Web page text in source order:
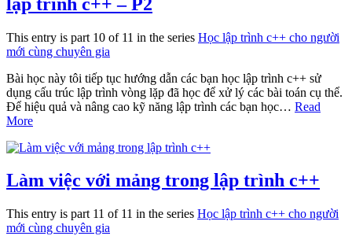
This entry is part 10 of 11 in the series Học lập trình c++ cho người
mới cùng chuyên gia
Bài học này tôi tiếp tục hướng dẫn các bạn học lập trình c++ sử
dụng cấu trúc lập trình vòng lặp đã học để xử lý các bài toán cụ thể.
Để hiệu quả và nâng cao kỹ năng lập trình các bạn học… Read
More
Làm việc với mảng trong lập trình c++
This entry is part 11 of 11 in the series Học lập trình c++ cho người
mới cùng chuyên gia